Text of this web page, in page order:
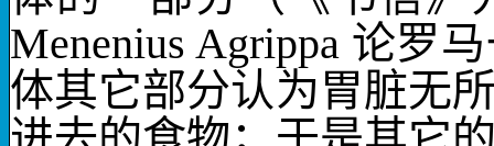
Menenius Agrippa 论罗
体其它部分认为胃脏无